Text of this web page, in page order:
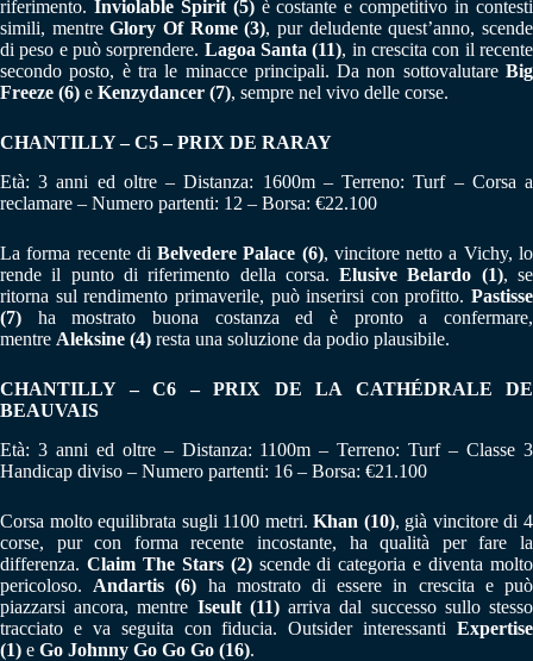
riferimento. Inviolable Spirit (5)è costante e competitivo in contesti
simili, mentreGlory Of Rome (3), pur deludente quest’anno, scende
di peso e può sorprendere. Lagoa Santa (11), in crescita con il recente
secondo posto, è tra le minacce principali. Da non sottovalutare Big
Freeze (6) e Kenzydancer (7), sempre nel vivo delle corse.
CHANTILLY – C5 – PRIX DE RARAY
Età: 3 anni ed oltre – Distanza: 1600m – Terreno: Turf – Corsa a
reclamare – Numero partenti: 12 – Borsa: €22.100
La forma recente diBelvedere Palace (6), vincitore netto a Vichy, lo
rende il punto di riferimento della corsa.Elusive Belardo (1), se
ritorna sul rendimento primaverile, può inserirsi con profitto. Pastisse
(7) ha mostrato buona costanza ed è pronto a confermare,
mentre Aleksine (4) resta una soluzione da podio plausibile.
CHANTILLY – C6 – PRIX DE LA CATHÉDRALE DE
BEAUVAIS
Età: 3 anni ed oltre – Distanza: 1100m – Terreno: Turf – Classe 3
Handicap diviso – Numero partenti: 16 – Borsa: €21.100
Corsa molto equilibrata sugli 1100 metri.Khan (10), già vincitore di 4
corse, pur con forma recente incostante, ha qualità per fare la
differenza. Claim The Stars (2)scende di categoria e diventa molto
pericoloso. Andartis (6) ha mostrato di essere in crescita e può
piazzarsi ancora, mentre Iseult (11)arriva dal successo sullo stesso
tracciato e va seguita con fiducia. Outsider interessanti Expertise
(1) e Go Johnny Go Go Go (16).